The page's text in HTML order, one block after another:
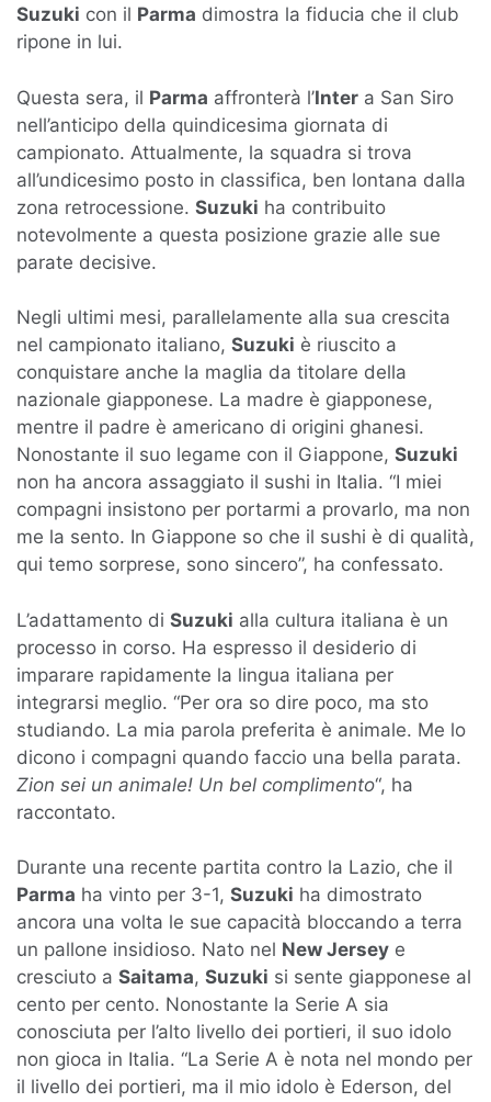
Suzuki con il Parma dimostra la fiducia che il club
ripone in lui.
Questa sera, il Parma affronterà l’Inter a San Siro
nell’anticipo della quindicesima giornata di
campionato. Attualmente, la squadra si trova
all’undicesimo posto in classifica, ben lontana dalla
zona retrocessione. Suzuki ha contribuito
notevolmente a questa posizione grazie alle sue
parate decisive.
Negli ultimi mesi, parallelamente alla sua crescita
nel campionato italiano, Suzuki è riuscito a
conquistare anche la maglia da titolare della
nazionale giapponese. La madre è giapponese,
mentre il padre è americano di origini ghanesi.
Nonostante il suo legame con il Giappone, Suzuki
non ha ancora assaggiato il sushi in Italia. “I miei
compagni insistono per portarmi a provarlo, ma non
me la sento. In Giappone so che il sushi è di qualità,
qui temo sorprese, sono sincero”, ha confessato.
L’adattamento di Suzuki alla cultura italiana è un
processo in corso. Ha espresso il desiderio di
imparare rapidamente la lingua italiana per
integrarsi meglio. “Per ora so dire poco, ma sto
studiando. La mia parola preferita è animale. Me lo
dicono i compagni quando faccio una bella parata.
Zion sei un animale! Un bel complimento“, ha
raccontato.
Durante una recente partita contro la Lazio, che il
Parma ha vinto per 3-1, Suzuki ha dimostrato
ancora una volta le sue capacità bloccando a terra
un pallone insidioso. Nato nel New Jersey e
cresciuto a Saitama, Suzuki si sente giapponese al
cento per cento. Nonostante la Serie A sia
conosciuta per l’alto livello dei portieri, il suo idolo
non gioca in Italia. “La Serie A è nota nel mondo per
il livello dei portieri, ma il mio idolo è Ederson, del